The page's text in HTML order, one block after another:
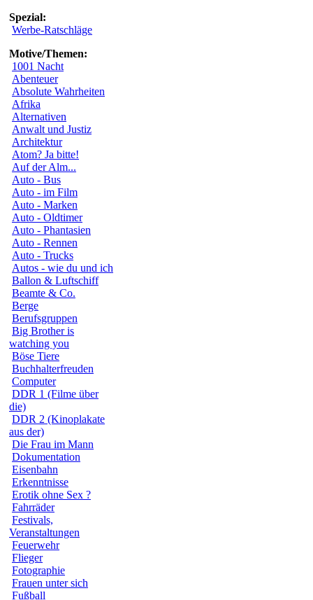
Spezial:
Werbe-Ratschläge
Motive/Themen:
1001 Nacht
Abenteuer
Absolute Wahrheiten
Afrika
Alternativen
Anwalt und Justiz
Architektur
Atom? Ja bitte!
Auf der Alm...
Auto - Bus
Auto - im Film
Auto - Marken
Auto - Oldtimer
Auto - Phantasien
Auto - Rennen
Auto - Trucks
Autos - wie du und ich
Ballon & Luftschiff
Beamte & Co.
Berge
Berufsgruppen
Big Brother is
watching you
Böse Tiere
Buchhalterfreuden
Computer
DDR 1 (Filme über
die)
DDR 2 (Kinoplakate
aus der)
Die Frau im Mann
Dokumentation
Eisenbahn
Erkenntnisse
Erotik ohne Sex ?
Fahrräder
Festivals,
Veranstaltungen
Feuerwehr
Flieger
Fotographie
Frauen unter sich
Fußball